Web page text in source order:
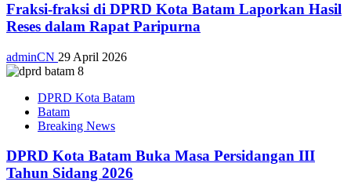
Fraksi-fraksi di DPRD Kota Batam Laporkan Hasil
Reses dalam Rapat Paripurna
adminCN 29 April 2026
DPRD Kota Batam
Batam
Breaking News
DPRD Kota Batam Buka Masa Persidangan III
Tahun Sidang 2026